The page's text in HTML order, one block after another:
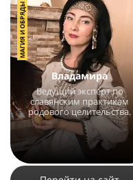
Владамира
Ведущий эксперт по
славянским практикам
родового целительства.
3722 1
МАГИЯ И ОБРЯДЫ